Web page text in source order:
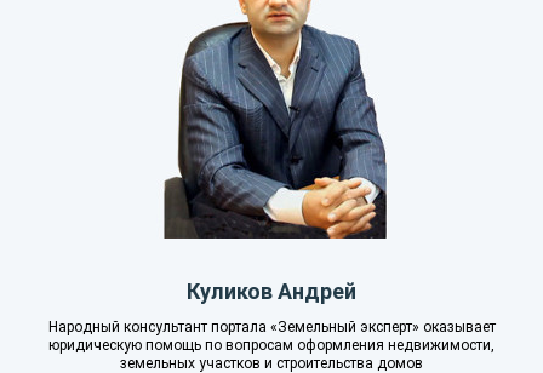
Куликов Андрей
Народный консультант портала «Земельный эксперт» оказывает
юридическую помощь по вопросам оформления недвижимости,
земельных участков и строительства домов